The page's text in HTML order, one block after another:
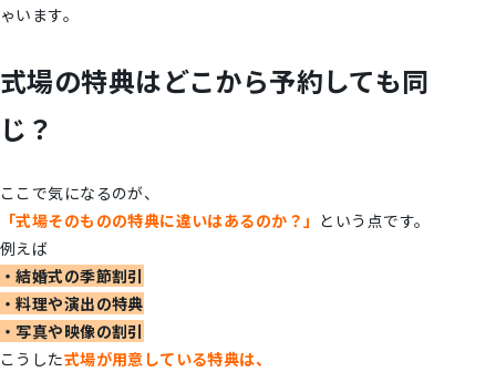
ゃいます。
式場の特典はどこから予約しても同
じ？
ここで気になるのが、
「式場そのものの特典に違いはあるのか？」 という点です。
例えば
・結婚式の季節割引
・料理や演出の特典
・写真や映像の割引
こうした式場が用意している特典は、